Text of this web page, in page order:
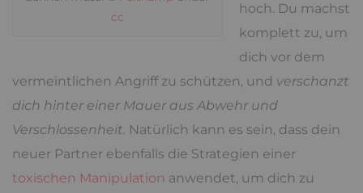
cc
hoch. Du machst
komplett zu, um
dich vor dem
vermeintlichen Angriff zu schützen, und verschanzt
dich hinter einer Mauer aus Abwehr und
Verschlossenheit. Natürlich kann es sein, dass dein
neuer Partner ebenfalls die Strategien einer
toxischen Manipulation anwendet, um dich zu